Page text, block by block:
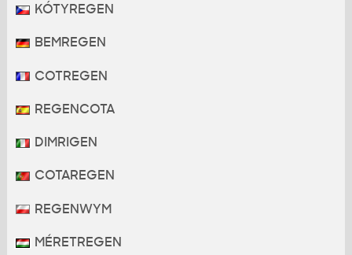
KÓTYREGEN
BEMREGEN
COTREGEN
REGENCOTA
DIMRIGEN
COTAREGEN
REGENWYM
MÉRETREGEN